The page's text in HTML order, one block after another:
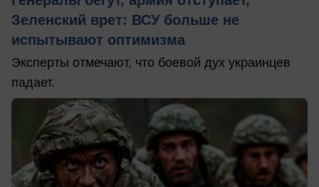
Зеленский врет: ВСУ больше не
испытывают оптимизма
Эксперты отмечают, что боевой дух украинцев
падает.